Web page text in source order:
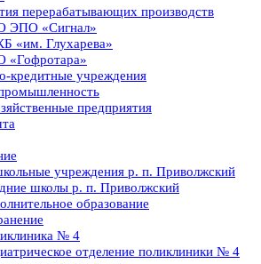
перерабатывающих производств
ЭПО «Сигнал»
«им. Глухарева»
«Гофротара»
кредитные учреждения
предприятия
учреждения р. п. Приволжский
школы р. п. Приволжский
образование
№ 4
отделение поликлиники № 4